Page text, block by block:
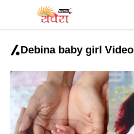
content
Debina baby girl Video